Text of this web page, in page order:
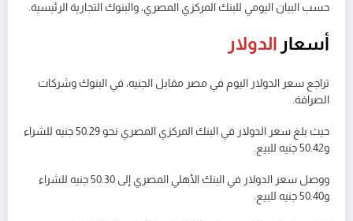
حسب البيان اليومي للبنك المركزي المصري، والبنوك التجارية الرئيسية.
أسعار الدولار
تراجع سعر الدولار اليوم في مصر مقابل الجنيه، في البنوك وشركات
الصرافة.
حيث بلغ سعر الدولار في البنك المركزي المصري نحو 50.29 جنيه للشراء
و50.42 جنيه للبيع.
ووصل سعر الدولار في البنك الأهلي المصري إلى 50.30 جنيه للشراء
و50.40 جنيه للبيع.